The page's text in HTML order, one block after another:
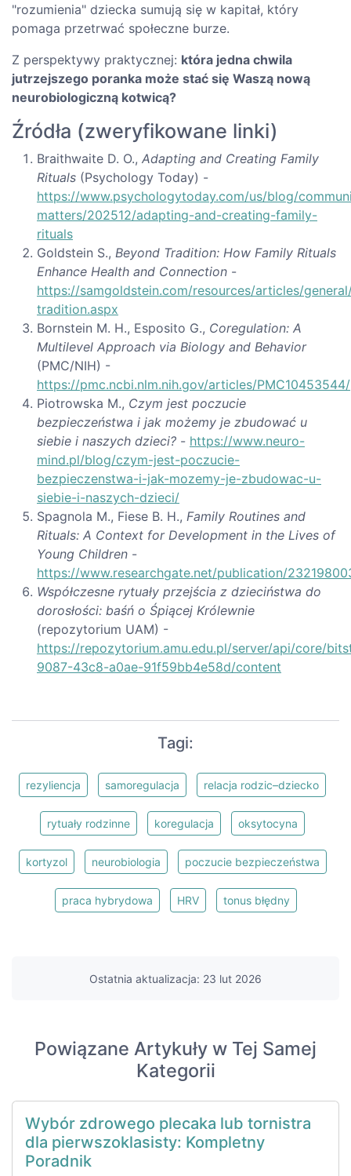
"rozumienia" dziecka sumują się w kapitał, który
pomaga przetrwać społeczne burze.
Z perspektywy praktycznej: która jedna chwila
jutrzejszego poranka może stać się Waszą nową
neurobiologiczną kotwicą?
Źródła (zweryfikowane linki)
Braithwaite D. O., Adapting and Creating Family
Rituals (Psychology Today) -
https://www.psychologytoday.com/us/blog/
matters/202512/adapting-and-creating-family-
rituals
Goldstein S., Beyond Tradition: How Family Rituals
Enhance Health and Connection -
https://samgoldstein.com/resources/articles/
tradition.aspx
Bornstein M. H., Esposito G., Coregulation: A
Multilevel Approach via Biology and Behavior
(PMC/NIH) -
https://pmc.ncbi.nlm.nih.gov/articles/PMC10453544/
Piotrowska M., Czym jest poczucie
bezpieczeństwa i jak możemy je zbudować u
siebie i naszych dzieci? - https://www.neuro-
mind.pl/blog/czym-jest-poczucie-
bezpieczenstwa-i-jak-mozemy-je-zbudowac-u-
siebie-i-naszych-dzieci/
Spagnola M., Fiese B. H., Family Routines and
Rituals: A Context for Development in the Lives of
Young Children -
https://www.researchgate.net/publication/
Współczesne rytuały przejścia z dzieciństwa do
dorosłości: baśń o Śpiącej Królewnie
(repozytorium UAM) -
https://repozytorium.amu.edu.pl/server/api/core/
9087-43c8-a0ae-91f59bb4e58d/content
Tagi:
rezyliencja samoregulacja relacja rodzic–dziecko
rytuały rodzinne koregulacja oksytocyna
kortyzol neurobiologia poczucie bezpieczeństwa
praca hybrydowa HRV tonus błędny
Ostatnia aktualizacja: 23 lut 2026
Powiązane Artykuły w Tej Samej
Kategorii
Wybór zdrowego plecaka lub tornistra
dla pierwszoklasisty: Kompletny
Poradnik